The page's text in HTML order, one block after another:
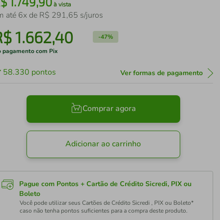
à vista
até 6x de R$ 291,65 s/juros
1.662,40 -47%
pagamento com Pix
58.330 pontos Ver formas de pagamento
Comprar agora
Adicionar ao carrinho
Pague com Pontos + Cartão de Crédito Sicredi, PIX ou
Boleto
Você pode utilizar seus Cartões de Crédito Sicredi , PIX ou Boleto*
caso não tenha pontos suficientes para a compra deste produto.